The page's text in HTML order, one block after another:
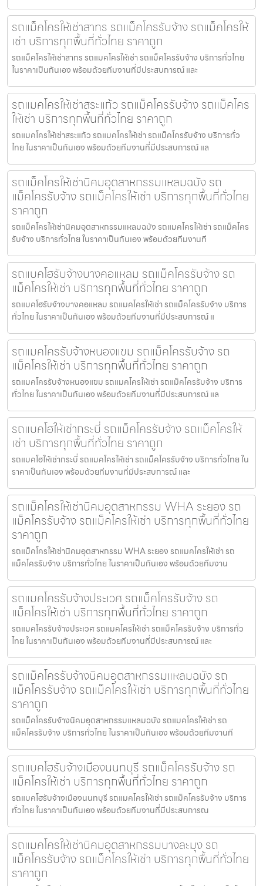
รถแม็คโครให้เช่าสาทร รถแม็คโครรับจ้าง รถแม็คโครให้
เช่า บริการทุกพื้นที่ทั่วไทย ราคาถูก
รถแม็คโครให้เช่าสาทร รถแมคโครให้เช่า รถแม็คโครรับจ้าง บริการทั่วไทย
ในราคาเป็นกันเอง พร้อมด้วยทีมงานที่มีประสบการณ์ และ
รถแมคโครให้เช่าสระแก้ว รถแม็คโครรับจ้าง รถแม็คโคร
ให้เช่า บริการทุกพื้นที่ทั่วไทย ราคาถูก
รถแมคโครให้เช่าสระแก้ว รถแมคโครให้เช่า รถแม็คโครรับจ้าง บริการทั่ว
ไทย ในราคาเป็นกันเอง พร้อมด้วยทีมงานที่มีประสบการณ์ แล
รถแม็คโครให้เช่านิคมอุตสาหกรรมแหลมฉบัง รถ
แม็คโครรับจ้าง รถแม็คโครให้เช่า บริการทุกพื้นที่ทั่วไทย
ราคาถูก
รถแม็คโครให้เช่านิคมอุตสาหกรรมแหลมฉบัง รถแมคโครให้เช่า รถแม็คโคร
รับจ้าง บริการทั่วไทย ในราคาเป็นกันเอง พร้อมด้วยทีมงานที
รถแบคโฮรับจ้างบางคอแหลม รถแม็คโครรับจ้าง รถ
แม็คโครให้เช่า บริการทุกพื้นที่ทั่วไทย ราคาถูก
รถแบคโฮรับจ้างบางคอแหลม รถแมคโครให้เช่า รถแม็คโครรับจ้าง บริการ
ทั่วไทย ในราคาเป็นกันเอง พร้อมด้วยทีมงานที่มีประสบการณ์ แ
รถแมคโครรับจ้างหนองแขม รถแม็คโครรับจ้าง รถ
แม็คโครให้เช่า บริการทุกพื้นที่ทั่วไทย ราคาถูก
รถแมคโครรับจ้างหนองแขม รถแมคโครให้เช่า รถแม็คโครรับจ้าง บริการ
ทั่วไทย ในราคาเป็นกันเอง พร้อมด้วยทีมงานที่มีประสบการณ์ แล
รถแบคโฮให้เช่ากระบี่ รถแม็คโครรับจ้าง รถแม็คโครให้
เช่า บริการทุกพื้นที่ทั่วไทย ราคาถูก
รถแบคโฮให้เช่ากระบี่ รถแมคโครให้เช่า รถแม็คโครรับจ้าง บริการทั่วไทย ใน
ราคาเป็นกันเอง พร้อมด้วยทีมงานที่มีประสบการณ์ และ
รถแม็คโครให้เช่านิคมอุตสาหกรรม WHA ระยอง รถ
แม็คโครรับจ้าง รถแม็คโครให้เช่า บริการทุกพื้นที่ทั่วไทย
ราคาถูก
รถแม็คโครให้เช่านิคมอุตสาหกรรม WHA ระยอง รถแมคโครให้เช่า รถ
แม็คโครรับจ้าง บริการทั่วไทย ในราคาเป็นกันเอง พร้อมด้วยทีมงาน
รถแมคโครรับจ้างประเวศ รถแม็คโครรับจ้าง รถ
แม็คโครให้เช่า บริการทุกพื้นที่ทั่วไทย ราคาถูก
รถแมคโครรับจ้างประเวศ รถแมคโครให้เช่า รถแม็คโครรับจ้าง บริการทั่ว
ไทย ในราคาเป็นกันเอง พร้อมด้วยทีมงานที่มีประสบการณ์ และ
รถแม็คโครรับจ้างนิคมอุตสาหกรรมแหลมฉบัง รถ
แม็คโครรับจ้าง รถแม็คโครให้เช่า บริการทุกพื้นที่ทั่วไทย
ราคาถูก
รถแม็คโครรับจ้างนิคมอุตสาหกรรมแหลมฉบัง รถแมคโครให้เช่า รถ
แม็คโครรับจ้าง บริการทั่วไทย ในราคาเป็นกันเอง พร้อมด้วยทีมงานที
รถแบคโฮรับจ้างเมืองนนทบุรี รถแม็คโครรับจ้าง รถ
แม็คโครให้เช่า บริการทุกพื้นที่ทั่วไทย ราคาถูก
รถแบคโฮรับจ้างเมืองนนทบุรี รถแมคโครให้เช่า รถแม็คโครรับจ้าง บริการ
ทั่วไทย ในราคาเป็นกันเอง พร้อมด้วยทีมงานที่มีประสบการณ
รถแมคโครให้เช่านิคมอุตสาหกรรมบางละมุง รถ
แม็คโครรับจ้าง รถแม็คโครให้เช่า บริการทุกพื้นที่ทั่วไทย
ราคาถูก